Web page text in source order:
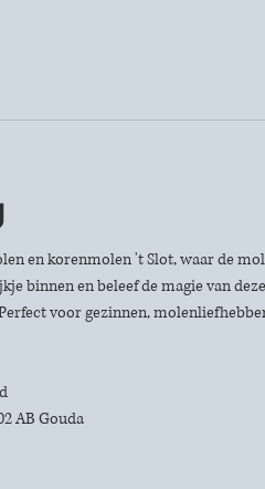
en korenmolen 't Slot, waar de
binnen en beleef de magie van
voor gezinnen,
AB Gouda